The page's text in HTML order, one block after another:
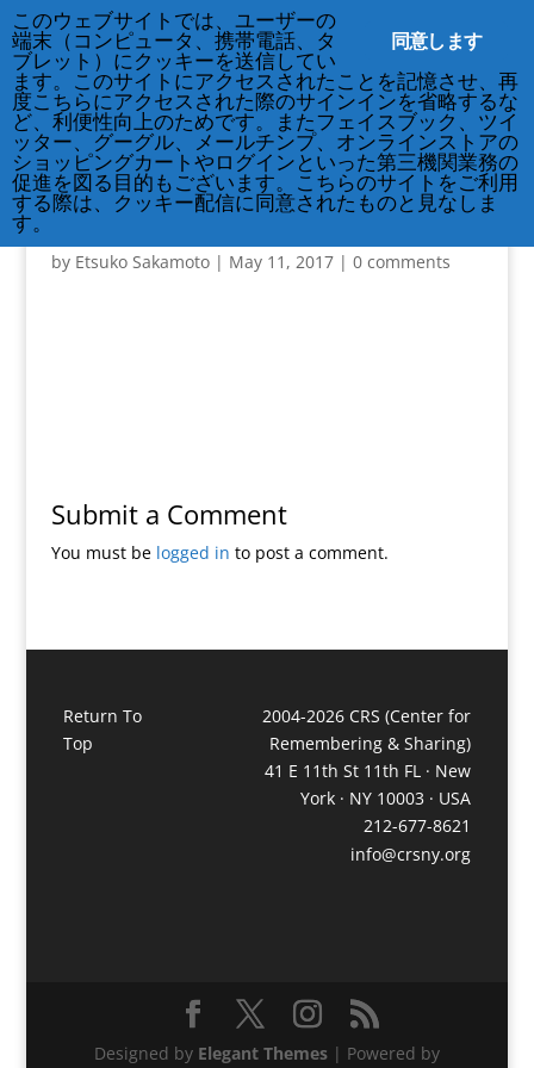
212-677-8621 info@crsny.org
170805-Yoko-Kimura
by Etsuko Sakamoto| May 11, 2017| 0 comments
Submit a Comment
You must be logged in to post a comment.
Return To
Top
2004-2026 CRS (Center for
Remembering & Sharing)
41 E 11th St 11th FL · New
York · NY 10003 · USA
212-677-8621
info@crsny.org
Designed by Elegant Themes| Powered by
同意します
このウェブサイトでは、ユーザーの
端末（コンピュータ、携帯電話、タ
ブレット）にクッキーを送信してい
ます。このサイトにアクセスされたことを記憶させ、再
度こちらにアクセスされた際のサインインを省略するな
ど、利便性向上のためです。またフェイスブック、ツイ
ッター、グーグル、メールチンプ、オンラインストアの
ショッピングカートやログインといった第三機関業務の
促進を図る目的もございます。こちらのサイトをご利用
する際は、クッキー配信に同意されたものと見なしま
す。